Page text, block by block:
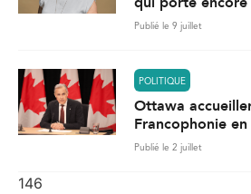
Publié le 9 juillet
POLITIQUE
Ottawa
Francophonie
Publié le 2 juillet
146